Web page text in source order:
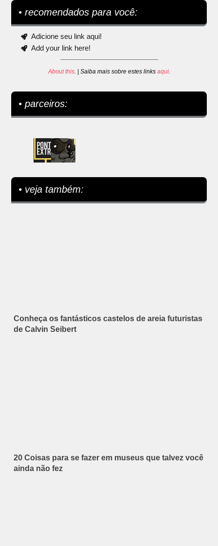
• recomendados para você:
Adicione seu link aqui!
Add your link here!
About this. | Saiba mais sobre estes links aqui.
• parceiros:
• veja também:
Conheça os fantásticos castelos de areia futuristas
de Calvin Seibert
20 Coisas para se fazer em museus que talvez você
ainda não fez